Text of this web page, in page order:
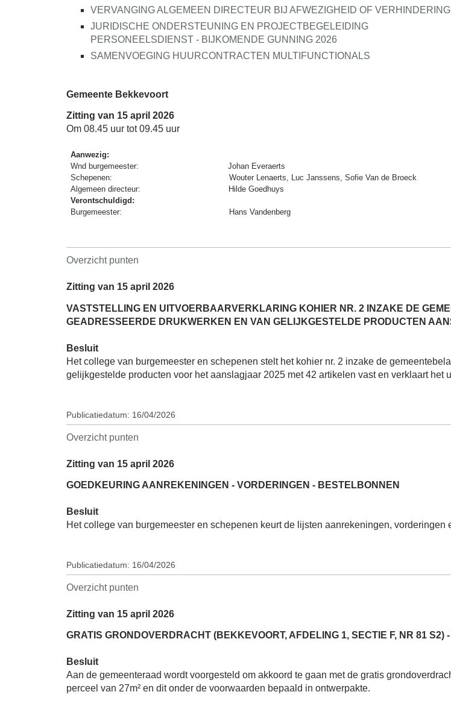
VERVANGING ALGEMEEN DIRECTEUR BIJ AFWEZIGHEID OF VERHINDERING
JURIDISCHE ONDERSTEUNING EN PROJECTBEGELEIDING
PERSONEELSDIENST - BIJKOMENDE GUNNING 2026
SAMENVOEGING HUURCONTRACTEN MULTIFUNCTIONALS
Gemeente Bekkevoort
Zitting van 15 april 2026
Om 08.45 uur tot 09.45 uur
Aanwezig:
Wnd burgemeester:
Johan Everaerts
Schepenen:
Wouter Lenaerts, Luc Janssens, Sofie Van de Broeck
Algemeen directeur:
Hilde Goedhuys
Verontschuldigd:
Burgemeester:
Hans Vandenberg
Overzicht punten
Zitting van 15 april 2026
VASTSTELLING EN UITVOERBAARVERKLARING KOHIER NR. 2 INZAKE DE
GEADRESSEERDE DRUKWERKEN EN VAN GELIJKGESTELDE PRODUCTEN
Besluit
Het college van burgemeester en schepenen stelt het kohier nr. 2 inzake de
gelijkgestelde producten voor het aanslagjaar 2025 met 42 artikelen vast en verklaart het
Publicatiedatum: 16/04/2026
Overzicht punten
Zitting van 15 april 2026
GOEDKEURING AANREKENINGEN - VORDERINGEN - BESTELBONNEN
Besluit
Het college van burgemeester en schepenen keurt de lijsten aanrekeningen, vorderingen
Publicatiedatum: 16/04/2026
Overzicht punten
Zitting van 15 april 2026
GRATIS GRONDOVERDRACHT (BEKKEVOORT, AFDELING 1, SECTIE F, NR 81 S2)
Besluit
Aan de gemeenteraad wordt voorgesteld om akkoord te gaan met de gratis
perceel van 27m² en dit onder de voorwaarden bepaald in ontwerpakte.